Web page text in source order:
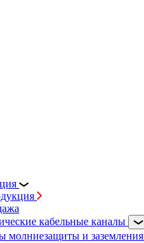
кабельные каналы
молниезащиты и заземления